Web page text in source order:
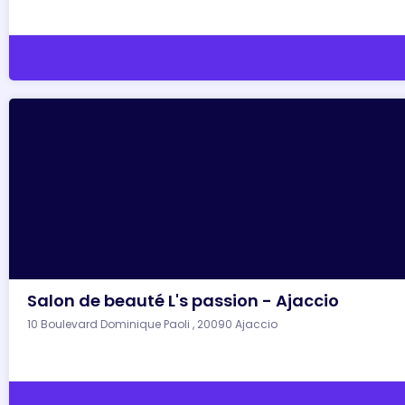
Salon de beauté L's passion - Ajaccio
10 Boulevard Dominique Paoli , 20090 Ajaccio